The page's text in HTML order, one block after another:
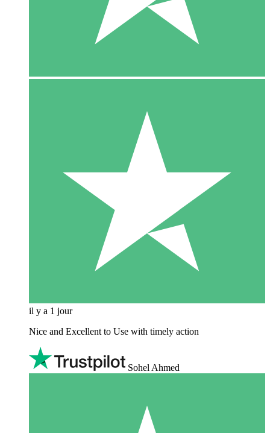
il y a 1 jour
Nice and Excellent to Use with timely action
Sohel Ahmed